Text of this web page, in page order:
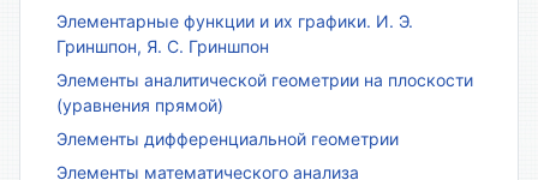
Элементарные функции и их графики. И. Э.
Гриншпон, Я. С. Гриншпон
Элементы аналитической геометрии на плоскости
(уравнения прямой)
Элементы дифференциальной геометрии
Элементы математического анализа